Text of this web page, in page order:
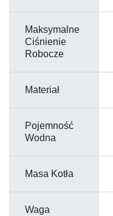
Maksymalne
Ciśnienie
Robocze
Materiał
Pojemność
Wodna
Masa Kotła
Waga